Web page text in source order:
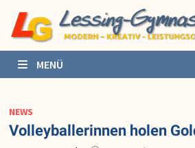
zum
Inhalt
MENÜ
NEWS
Volleyballerinnen holen